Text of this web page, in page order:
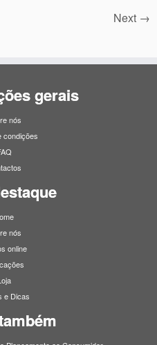
Next →
gerais
nós
condições
nós
online
e Dicas